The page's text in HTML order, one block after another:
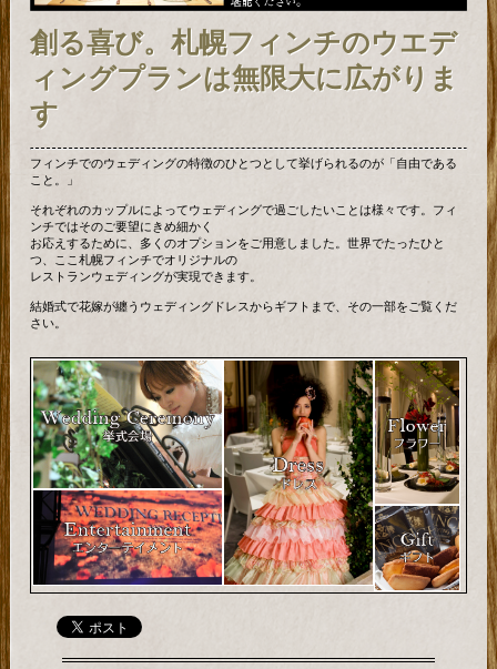
創る喜び。札幌フィンチのウエデ
ィングプランは無限大に広がりま
す
フィンチでのウェディングの特徴のひとつとして挙げられるのが「自由である
こと。」
それぞれのカップルによってウェディングで過ごしたいことは様々です。フィ
ンチではそのご要望にきめ細かく
お応えするために、多くのオプションをご用意しました。世界でたったひと
つ、ここ札幌フィンチでオリジナルの
レストランウェディングが実現できます。
結婚式で花嫁が纏うウェディングドレスからギフトまで、その一部をご覧くだ
さい。